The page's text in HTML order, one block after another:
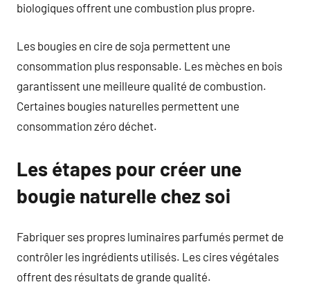
biologiques offrent une combustion plus propre.
Les bougies en cire de soja permettent une
consommation plus responsable. Les mèches en bois
garantissent une meilleure qualité de combustion.
Certaines bougies naturelles permettent une
consommation zéro déchet.
Les étapes pour créer une
bougie naturelle chez soi
Fabriquer ses propres luminaires parfumés permet de
contrôler les ingrédients utilisés. Les cires végétales
offrent des résultats de grande qualité.